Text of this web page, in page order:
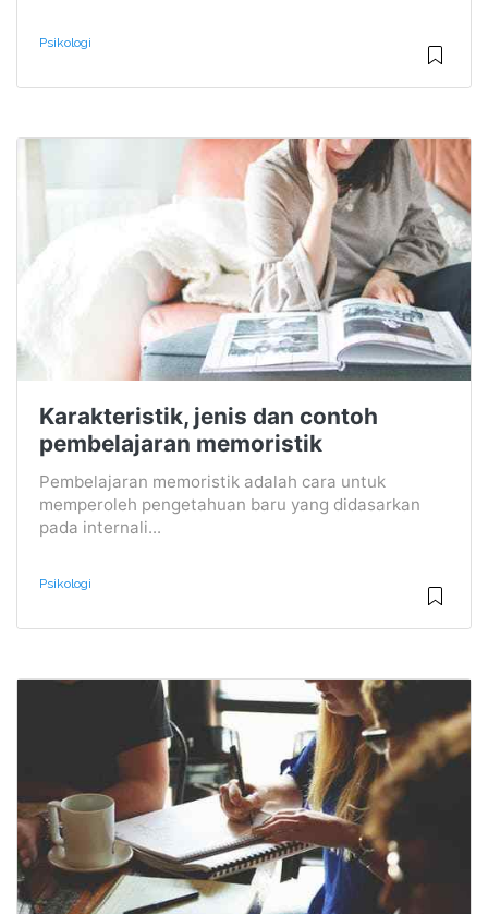
Psikologi
Karakteristik, jenis dan contoh
pembelajaran memoristik
Pembelajaran memoristik adalah cara untuk
memperoleh pengetahuan baru yang didasarkan
pada internali...
Psikologi